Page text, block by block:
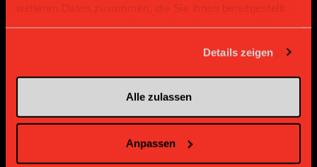
weiteren Daten zusammen, die Sie ihnen bereitgestellt
Details zeigen
Alle zulassen
Anpassen
Gold Partner Gold Partner